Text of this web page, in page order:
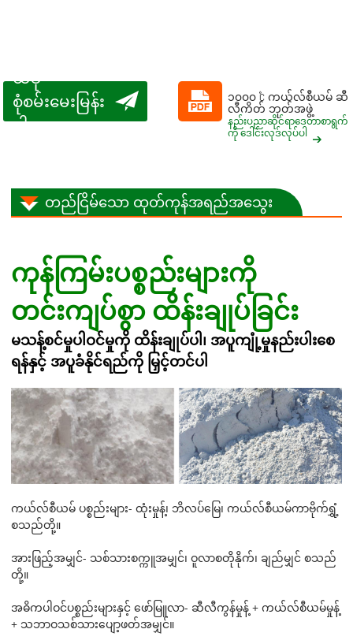
ယခု
စုံစမ်းမေးမြန်း
ပါ
၁၀၀၀ ℃ ကယ်လ်စီယမ် ဆီ
လီကိတ် ဘုတ်အဖွဲ့
နည်းပညာဆိုင်ရာဒေတာစာရွက်
ကို ဒေါင်းလုဒ်လုပ်ပါ
တည်ငြိမ်သော ထုတ်ကုန်အရည်အသွေး
ကုန်ကြမ်းပစ္စည်းများကို
တင်းကျပ်စွာ ထိန်းချုပ်ခြင်း
မသန့်စင်မှုပါဝင်မှုကို ထိန်းချုပ်ပါ၊ အပူကျုံ့မှုနည်းပါးစေ
ရန်နှင့် အပူခံနိုင်ရည်ကို မြှင့်တင်ပါ
ကယ်လ်စီယမ် ပစ္စည်းများ- ထုံးမှုန့်၊ ဘိလပ်မြေ၊ ကယ်လ်စီယမ်ကာဗိုက်ရွှံ့
စသည်တို့။
အားဖြည့်အမျှင်- သစ်သားစက္ကူအမျှင်၊ ဝူလာစတိုနိုက်၊ ချည်မျှင် စသည်
တို့။
အဓိကပါဝင်ပစ္စည်းများနှင့် ဖော်မြူလာ- ဆီလီကွန်မှုန့် + ကယ်လ်စီယမ်မှုန့်
+ သဘာဝသစ်သားပျော့ဖတ်အမျှင်။